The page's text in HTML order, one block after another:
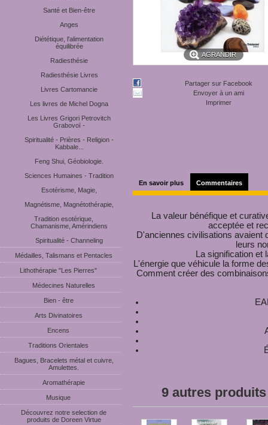
Santé et Bien-être
Anges
Diététique, l'alimentation
équilibrée
Radiesthésie
Radiesthésie Livres
Livres Cartomancie
Les livres de Michel Dogna
Les Livres Grigori Petrovitch
Grabovoï -
Spiritualité - Prières - Religion -
Kabbale...
Feng Shui, Géobiologie.
Sciences Humaines - Tradition
Esotérisme, Magie,
Magnétisme, Magnétothérapie,
Tradition esotérique,
Chamanisme, Amérindiens
Spiritualité - Channeling
Médailles, Talismans et Pentacles
Lithothérapie "Les Pierres"
Médecines Naturelles
Bien - être
Arts Divinatoires
Encens
Traditions Orientales
Bagues, Bracelets métal et cuivre,
Amulettes.
Aromathérapie
Musique
Découvrez notre selection de
produits de Doreen Virtue
AGRANDIR
Partager sur Facebook
Envoyer à un ami
Imprimer
En savoir plus Commentaires
La valeur bénéfique et
acceptée et
D'anciennes civilisations avaient
leurs
La signification
L'énergie que véhicule la forme
Comment créer des
9 autres